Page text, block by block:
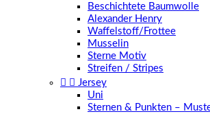
Beschichtete Baumwolle
Alexander Henry
Waffelstoff/Frottee
Musselin
Sterne Motiv
Streifen / Stripes
  Jersey
Uni
Sternen & Punkten –